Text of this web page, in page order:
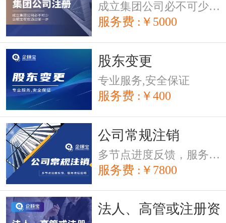
成立集团公司必不可少，企顺宝帮您迈出第一步
服务费 :￥5000
股东变更
专业服务,安全保证
服务费 :￥400
公司常规注销
多节点进度反馈，服务流程透明
服务费 :￥7800
法人、高管或注册资